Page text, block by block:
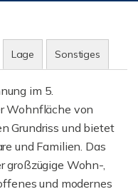
Lage Sonstiges
im 5.
Wohnfläche von
Grundriss und bietet
und Familien. Das
großzügige Wohn-,
und modernes